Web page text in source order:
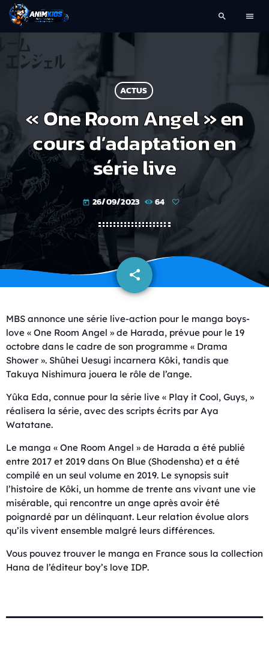
search menu
ACTUS
« One Room Angel » en
cours d’adaptation en
série live
today 26/09/2023 64
share
email
MBS annonce une série live-action pour le manga boys-
love « One Room Angel » de Harada, prévue pour le 19
octobre dans le cadre de son programme « Drama
Shower ». Shûhei Uesugi incarnera Kôki, tandis que
Takuya Nishimura jouera le rôle de l’ange.
Yûka Eda, connue pour la série live « Play it Cool, Guys, »
réalisera la série, avec des scripts écrits par Aya
Watatane.
Le manga « One Room Angel » de Harada a été publié
entre 2017 et 2019 dans On Blue (Shodensha) et a été
compilé en un seul volume en 2019. Le synopsis suit
l’histoire de Kôki, un homme de trente ans vivant une vie
misérable, qui rencontre un ange après avoir été
poignardé par un délinquant. Leur relation évolue alors
qu’ils vivent ensemble malgré leurs différences.
Vous pouvez trouver le manga en France sous la collection
Hana de l’éditeur boy’s love IDP.